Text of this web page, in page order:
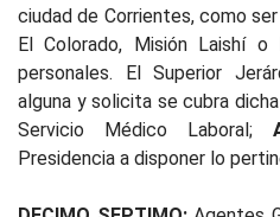
ciudad de Corrientes, como
El Colorado, Misión Laishí o
personales. El Superior
alguna y solicita se cubra
Servicio Médico Laboral;
Presidencia a disponer lo